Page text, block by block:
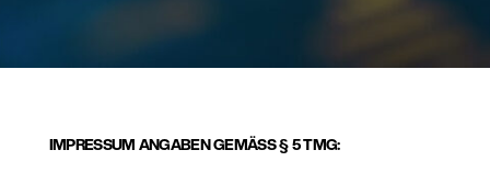
IMPRESSUM ANGABEN GEMÄSS § 5 TMG: